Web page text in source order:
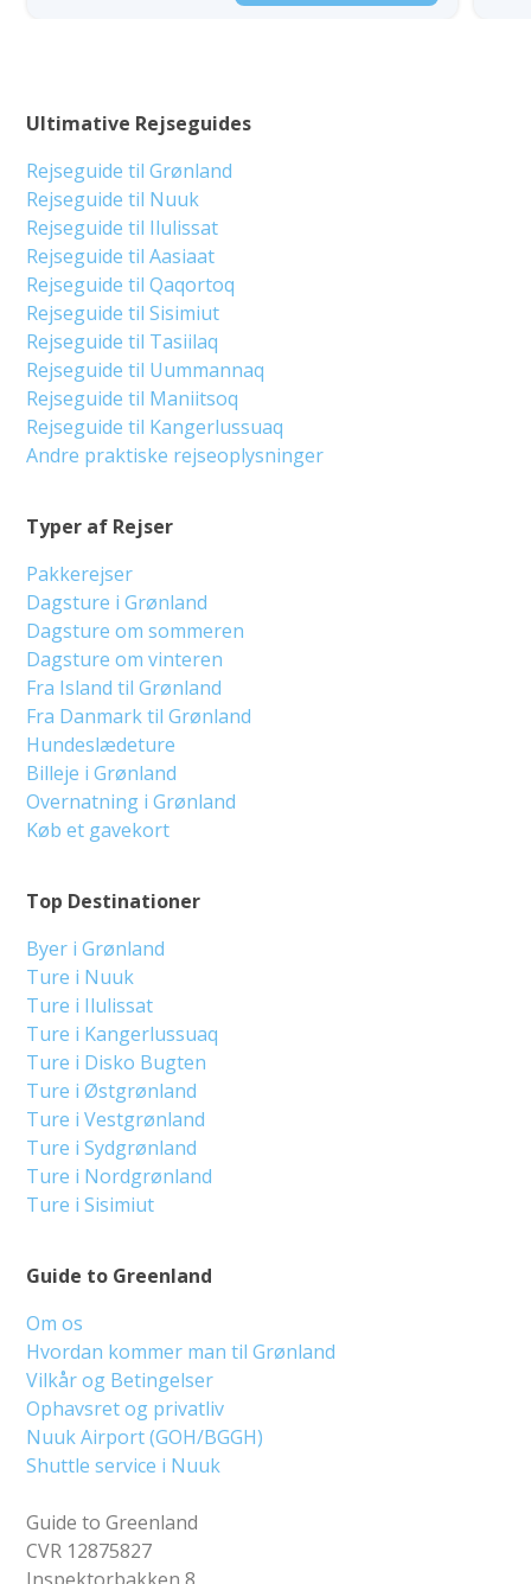
Guide to Greenland
Om os
Hvordan kommer man til Grønland
Vilkår og Betingelser
Ophavsret og privatliv
Nuuk Airport (GOH/BGGH)
Shuttle service i Nuuk
Guide to Greenland
CVR 12875827
Top Destinationer
Byer i Grønland
Ture i Nuuk
Ture i Ilulissat
Ture i Kangerlussuaq
Ture i Disko Bugten
Ture i Østgrønland
Ture i Vestgrønland
Ture i Sydgrønland
Ture i Nordgrønland
Ture i Sisimiut
Typer af Rejser
Pakkerejser
Dagsture i Grønland
Dagsture om sommeren
Dagsture om vinteren
Fra Island til Grønland
Fra Danmark til Grønland
Hundeslædeture
Billeje i Grønland
Overnatning i Grønland
Køb et gavekort
Ultimative Rejseguides
Rejseguide til Grønland
Rejseguide til Nuuk
Rejseguide til Ilulissat
Rejseguide til Aasiaat
Rejseguide til Qaqortoq
Rejseguide til Sisimiut
Rejseguide til Tasiilaq
Rejseguide til Uummannaq
Rejseguide til Maniitsoq
Rejseguide til Kangerlussuaq
Andre praktiske rejseoplysninger